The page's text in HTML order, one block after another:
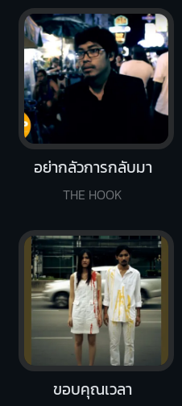
อย่ากลัวการกลับมา
THE HOOK
ขอบคุณเวลา